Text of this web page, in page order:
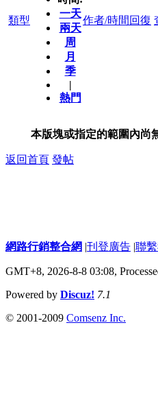
類型
一天
兩天
周
月
季
|
熱門
作者/時間 回復
本版塊或指定的範圍內尚
返回首頁 發帖
網路行銷整合網 |刊登廣告 |聯
GMT+8, 2026-8-8 03:08,
Powered by Discuz! 7.1
© 2001-2009 Comsenz Inc.